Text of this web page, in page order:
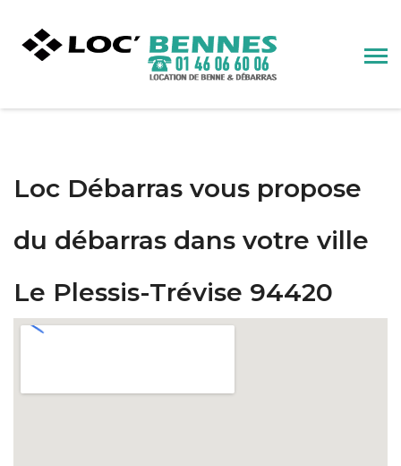
Loc Débarras vous propose
du débarras dans votre ville
Le Plessis-Trévise 94420